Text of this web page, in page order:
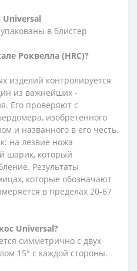
Universal
в блистер
Роквелла (HRC)?
изделий контролируется
из важнейших -
Его проверяют с
изобретенного
и названного в его честь.
на лезвие ножа
шарик, который
Результаты
которые обозначают
в пределах 20-67
Universal?
симметрично с двух
15° с каждой стороны.